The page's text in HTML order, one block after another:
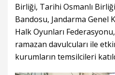
Birliği, Tarihi Osmanlı
Bandosu, Jandarma Genel
Halk Oyunları
ramazan davulcuları ile
kurumların temsilcileri